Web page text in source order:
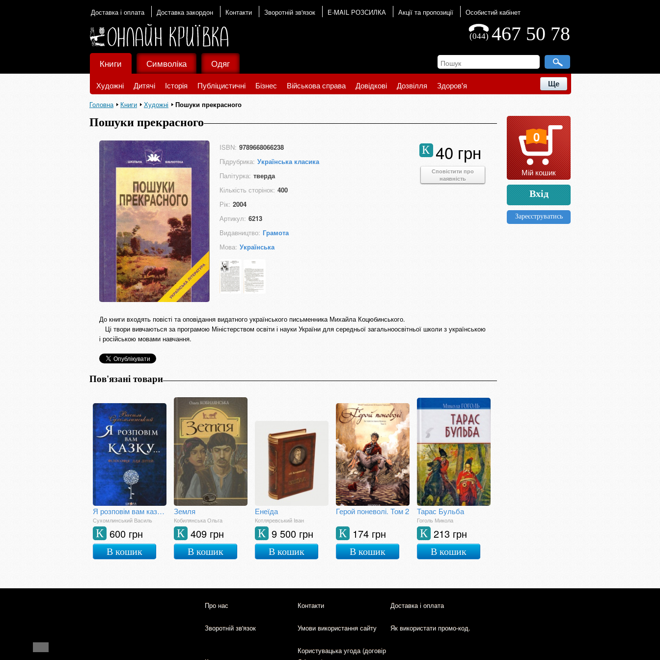
Доставка і оплата Доставка закордон Контакти Зворотній зв'язок E-MAIL РОЗСИЛКА Акції та пропозиції Особистий кабінет
467 50 78
(044)
Книги
Художні Дитячі Історія Публіцистичні Бізнес Військова справа Довідкові Дозвілля Здоров'я Ще
Символіка Одяг
Головна Книги Художні Пошуки прекрасного
Пошуки прекрасного
ISBN: 9789668066238
Підрубрика: Українська класика
Палітурка: тверда
Кількість сторінок: 400
Рік: 2004
Артикул: 6213
Видавництво: Грамота
Мова: Українська
40 грн
К
Сповістити про
наявність
До книги входять повісті та оповідання видатного українського письменника Михайла Коцюбинського.
Ці твори вивчаються за програмою Міністерством освіти і науки України для середньої загальноосвітньої школи з українською
і російською мовами навчання.
Пов'язані товари
Я розповім вам казку... Філософія для дітей
Сухомлинський Василь
600 грн
К
В кошик
Земля
Кобилянська Ольга
409 грн
К
В кошик
Енеїда
Котляревський Іван
9 500 грн
К
В кошик
Герой поневолі. Том 2
174 грн
К
В кошик
Тарас Бульба
Гоголь Микола
213 грн
К
В кошик
0
Мій кошик
Вхід
Зареєструватись
Про нас Контакти Доставка і оплата
Зворотній зв'язок Умови використання сайту Як використати промо-код.
Користувацька угода (договір